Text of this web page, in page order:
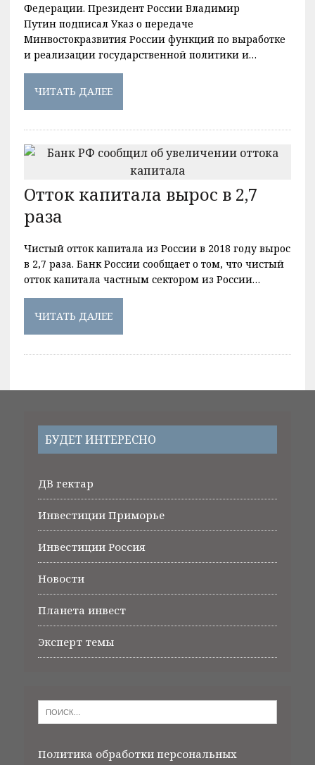
Федерации. Президент России Владимир
Путин подписал Указ о передаче
Минвостокразвития России функций по выработке
и реализации государственной политики и…
ЧИТАТЬ ДАЛЕЕ
Отток капитала вырос в 2,7
раза
Чистый отток капитала из России в 2018 году вырос
в 2,7 раза. Банк России сообщает о том, что чистый
отток капитала частным сектором из России…
ЧИТАТЬ ДАЛЕЕ
БУДЕТ ИНТЕРЕСНО
ДВ гектар
Инвестиции Приморье
Инвестиции Россия
Новости
Планета инвест
Эксперт темы
Политика обработки персональных